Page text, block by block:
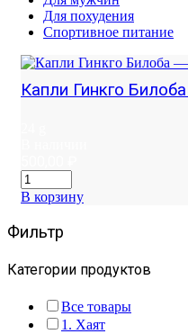
Для похудения
Спортивное питание
Капли Гинкго
В корзину
Фильтр
Категории продуктов
Все товары
1. Хаят